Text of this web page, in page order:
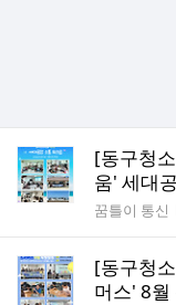
[동구청
움' 세대
게시판명
꿈틀이 통신
[동구청
머스' 8